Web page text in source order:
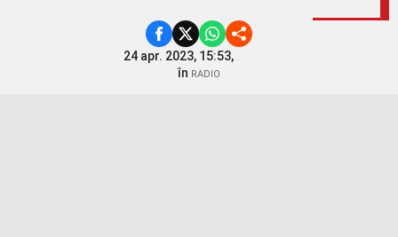
24 apr. 2023, 15:53,
în RADIO